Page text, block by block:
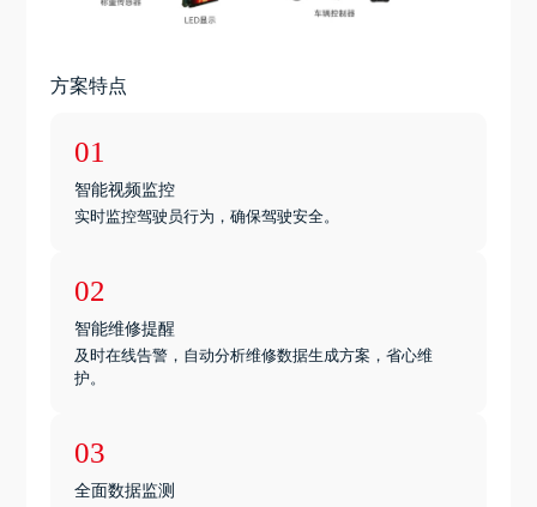
方案特点
01
智能视频监控
实时监控驾驶员行为，确保驾驶安全。
02
智能维修提醒
及时在线告警，自动分析维修数据生成方案，省心维
护。
03
全面数据监测